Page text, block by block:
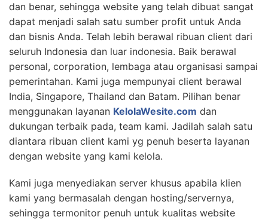
dan benar, sehingga website yang telah dibuat sangat
dapat menjadi salah satu sumber profit untuk Anda
dan bisnis Anda. Telah lebih berawal ribuan client dari
seluruh Indonesia dan luar indonesia. Baik berawal
personal, corporation, lembaga atau organisasi sampai
pemerintahan. Kami juga mempunyai client berawal
India, Singapore, Thailand dan Batam. Pilihan benar
menggunakan layanan KelolaWesite.com dan
dukungan terbaik pada, team kami. Jadilah salah satu
diantara ribuan client kami yg penuh beserta layanan
dengan website yang kami kelola.
Kami juga menyediakan server khusus apabila klien
kami yang bermasalah dengan hosting/servernya,
sehingga termonitor penuh untuk kualitas website